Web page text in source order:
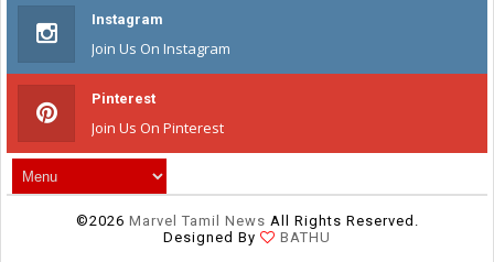
Instagram
Join Us On Instagram
Pinterest
Join Us On Pinterest
©2026 Marvel Tamil News All Rights Reserved.
Designed By
BATHU